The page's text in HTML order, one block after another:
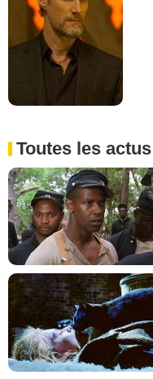
Toutes les